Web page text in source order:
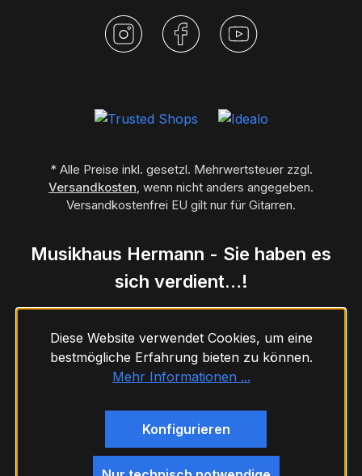
* Alle Preise inkl. gesetzl. Mehrwertsteuer zzgl.
Versandkosten, wenn nicht anders angegeben.
Versandkostenfrei EU gilt nur für Gitarren.
Musikhaus Hermann - Sie haben es
sich verdient…!
Diese Website verwendet Cookies, um eine
bestmögliche Erfahrung bieten zu können.
Mehr Informationen ...
Konfigurieren